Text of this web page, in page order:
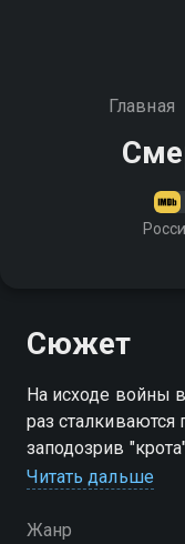
Главная
Сюжет
На исходе войны
раз
заподозрив
происшествия
Читать дальше
Жанр